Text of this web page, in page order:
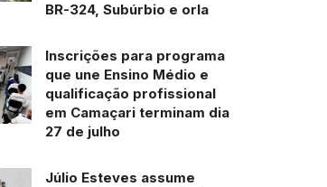
BR-324, Subúrbio e orla
Inscrições para programa
que une Ensino Médio e
qualificação profissional
em Camaçari terminam dia
27 de julho
Júlio Esteves assume